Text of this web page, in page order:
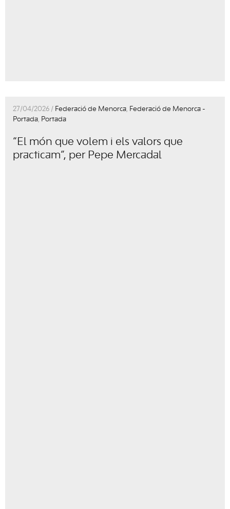
27/04/2026 / Federació de Menorca, Federació de Menorca -
Portada, Portada
“El món que volem i els valors que
practicam”, per Pepe Mercadal